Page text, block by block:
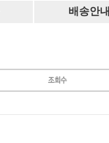
배송안내